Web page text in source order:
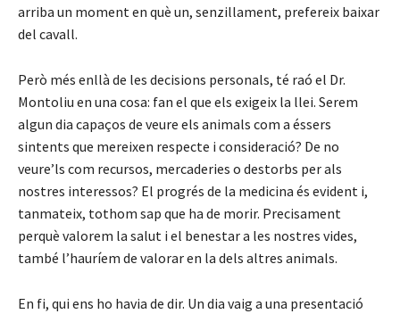
arriba un moment en què un, senzillament, prefereix baixar
del cavall.
Però més enllà de les decisions personals, té raó el Dr.
Montoliu en una cosa: fan el que els exigeix la llei. Serem
algun dia capaços de veure els animals com a éssers
sintents que mereixen respecte i consideració? De no
veure’ls com recursos, mercaderies o destorbs per als
nostres interessos? El progrés de la medicina és evident i,
tanmateix, tothom sap que ha de morir. Precisament
perquè valorem la salut i el benestar a les nostres vides,
també l’hauríem de valorar en la dels altres animals.
En fi, qui ens ho havia de dir. Un dia vaig a una presentació